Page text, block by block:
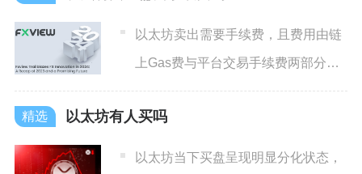
以太坊卖出需要手续费，且费用由链
上Gas费与平台交易手续费两部分构
成，并非单一固定成本，不
以太坊有人买吗
以太坊当下买盘呈现明显分化状态，